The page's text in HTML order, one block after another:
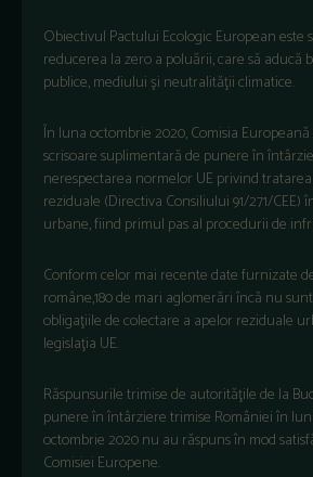
Obiectivul Pactului Ecologic European este
reducerea la zero a poluării, care să aducă
publice, mediului şi neutralităţii climatice.
În luna octombrie 2020, Comisia
scrisoare suplimentară de punere în
nerespectarea normelor UE privind
reziduale (Directiva Consiliului 91/271/CEE)
urbane, fiind primul pas al procedurii de
Conform celor mai recente date furnizate
române,180 de mari aglomerări încă nu
obligaţiile de colectare a apelor reziduale
legislaţia UE.
Răspunsurile trimise de autorităţile de la
punere în întârziere trimise României în
octombrie 2020 nu au răspuns în mod
Comisiei Europene.